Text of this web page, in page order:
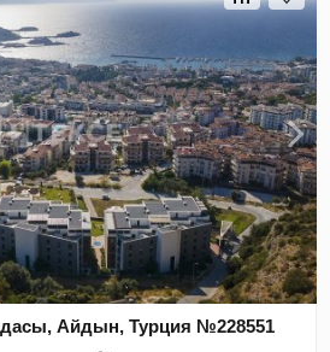
Айдын, Турция №228551